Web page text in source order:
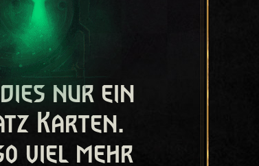
nur ein
Karten.
viel mehr